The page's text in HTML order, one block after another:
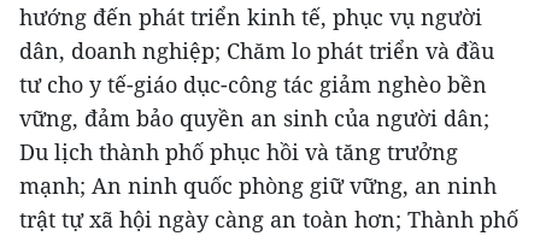
hướng đến phát triển kinh tế, phục vụ người
dân, doanh nghiệp; Chăm lo phát triển và đầu
tư cho y tế-giáo dục-công tác giảm nghèo bền
vững, đảm bảo quyền an sinh của người dân;
Du lịch thành phố phục hồi và tăng trưởng
mạnh; An ninh quốc phòng giữ vững, an ninh
trật tự xã hội ngày càng an toàn hơn; Thành phố